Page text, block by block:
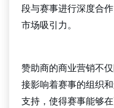
段与赛事进行深度合
市场吸引力。
赞助商的商业营销不
接影响着赛事的组织
支持，使得赛事能够